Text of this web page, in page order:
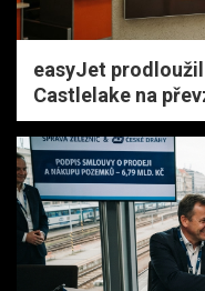
easyJet
Castlelake na